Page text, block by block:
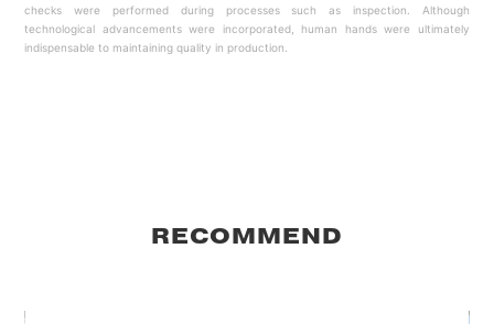
checks were performed during processes such as inspection. Although
technological advancements were incorporated, human hands were ultimately
indispensable to maintaining quality in production.
RECOMMEND